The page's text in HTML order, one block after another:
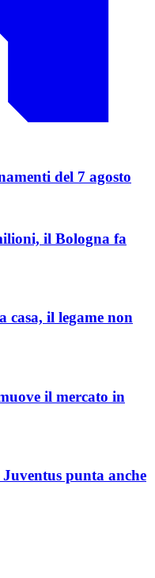
del 7 agosto
il Bologna fa
casa, il legame non
il mercato in
punta anche